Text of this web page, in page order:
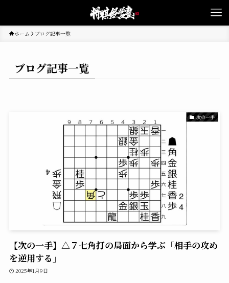
ホーム ブログ記事一覧
ブログ記事一覧
次の一手
【次の一手】△７七角打の局面から学ぶ「相手の攻め
を逆用する」
2025年1月9日